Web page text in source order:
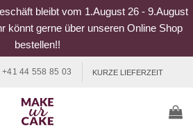
bleibt vom 1.August 26 - 9.August
könnt gerne über unseren Online Shop
bestellen!!
+41 44 558 85 03 KURZE LIEFERZEIT